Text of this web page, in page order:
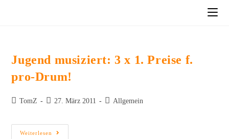
Jugend musiziert: 3 x 1. Preise f.
pro-Drum!
TomZ 27. März 2011 Allgemein
Weiterlesen